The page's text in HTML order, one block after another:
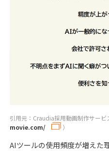
引用元：Craudia採用動画制作サービ
movie.com/
）
AIツールの使用頻度が増えた